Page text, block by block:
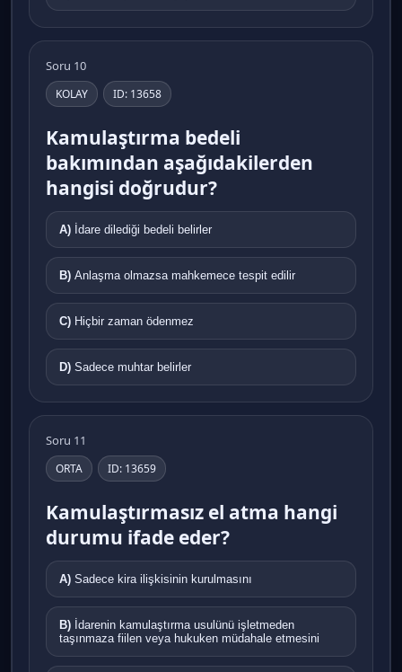
Soru 10
KOLAY ID: 13658
Kamulaştırma bedeli
bakımından aşağıdakilerden
hangisi doğrudur?
A) İdare dilediği bedeli belirler
B) Anlaşma olmazsa mahkemece tespit edilir
C) Hiçbir zaman ödenmez
D) Sadece muhtar belirler
Soru 11
ORTA ID: 13659
Kamulaştırmasız el atma hangi
durumu ifade eder?
A) Sadece kira ilişkisinin kurulmasını
B)
taşınmaza fiilen veya hukuken müdahale etmesini